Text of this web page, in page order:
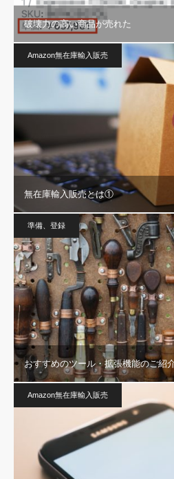
破壊力の高い商品が売れた
Amazon無在庫輸入販売
無在庫輸入販売とは①
準備、登録
おすすめのツール・拡張機能のご紹
Amazon無在庫輸入販売